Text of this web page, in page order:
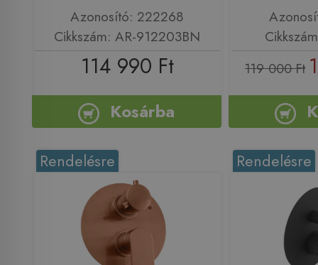
Azonosító: 222268
Cikkszám: AR-912203BN
114 990 Ft
Kosárba
119 000 Ft
Rendelésre Rendelésre